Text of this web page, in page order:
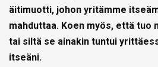
äitimuotti, johon yritämme
mahduttaa. Koen myös, että tuo
tai siltä se ainakin tuntui
itseäni.